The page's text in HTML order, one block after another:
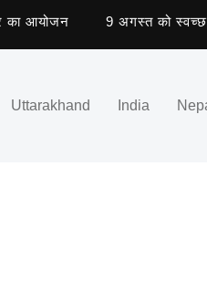
9 अगस्त को स्वच्छता
Uttarakhand India